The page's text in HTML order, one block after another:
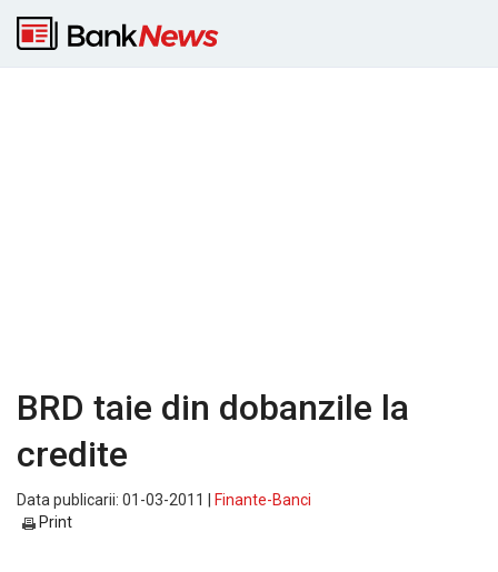
BRD taie din dobanzile la
credite
Data publicarii: 01-03-2011 |
Finante-Banci
Print